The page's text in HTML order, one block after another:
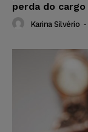
perda do cargo
Karina Silvério -